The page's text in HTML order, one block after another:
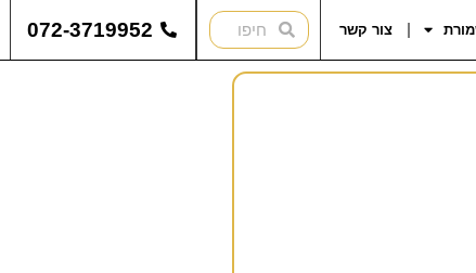
צור קשר 072-3719952